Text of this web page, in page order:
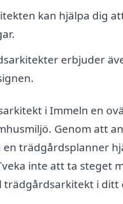
kan hjälpa dig
erbjuder
i Immeln en
Genom att
en trädgårdsplanner
inte att ta steget
i ditt